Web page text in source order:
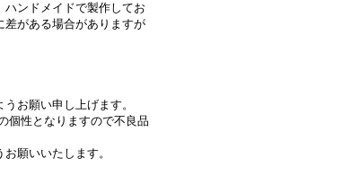
ンドメイドで製作してお
差がある場合がありますが
お願い申し上げます。
個性となりますので不良品
願いいたします。